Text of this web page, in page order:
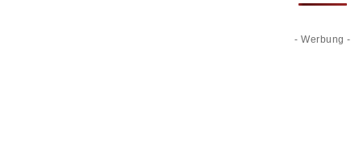
- Werbung -